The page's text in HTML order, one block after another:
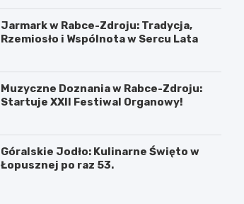
Jarmark w Rabce-Zdroju: Tradycja,
Rzemiosło i Wspólnota w Sercu Lata
Muzyczne Doznania w Rabce-Zdroju:
Startuje XXII Festiwal Organowy!
Góralskie Jodło: Kulinarne Święto w
Łopusznej po raz 53.